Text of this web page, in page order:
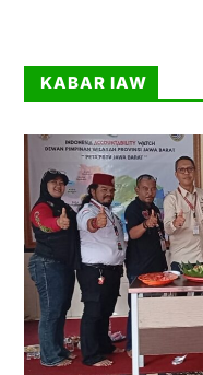
KABAR IAW